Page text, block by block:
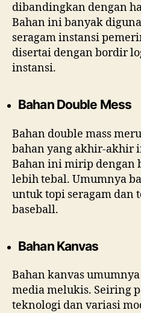
dibandingkan dengan
Bahan ini banyak
seragam instansi
disertai dengan bordir
instansi.
Bahan Double Mess
Bahan double mass
bahan yang akhir-akhir
Bahan ini mirip dengan
lebih tebal. Umumnya
untuk topi seragam dan
baseball.
Bahan Kanvas
Bahan kanvas
media melukis. Seiring
teknologi dan variasi